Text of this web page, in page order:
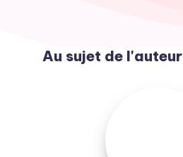
Au sujet de l'auteur